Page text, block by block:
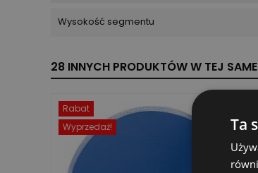
Wysokość segmentu
28 INNYCH PRODUKTÓW W TEJ
Rabat
Wyprzedaż!
Ta